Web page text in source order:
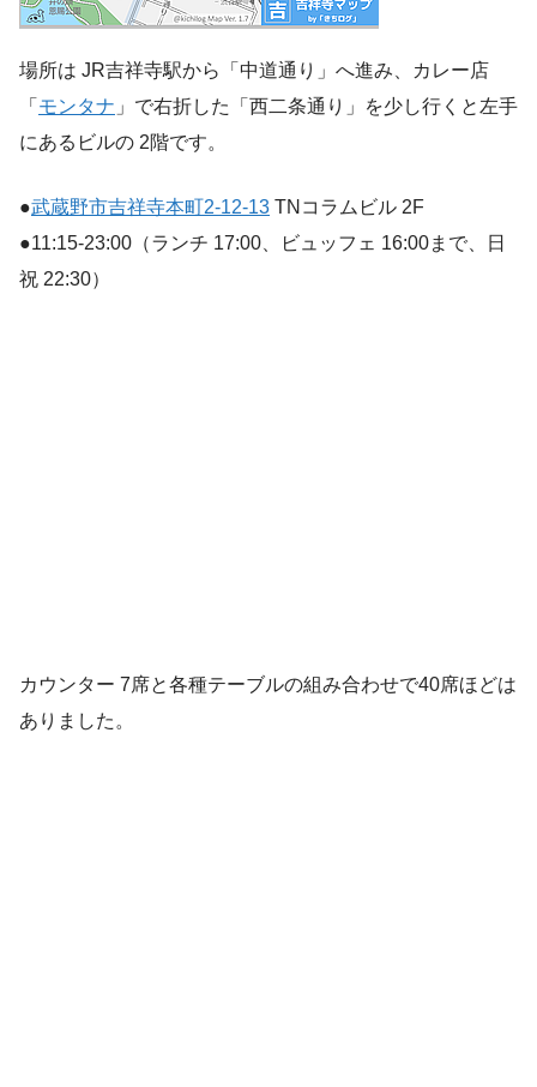
場所は JR吉祥寺駅から「中道通り」へ進み、カレー店
「 モンタナ 」で右折した「西二条通り」を少し行くと左手
にあるビルの 2階です。
●武蔵野市吉祥寺本町2-12-13 TNコラムビル 2F
●11:15-23:00（ランチ 17:00、ビュッフェ 16:00まで、日
祝 22:30）
カウンター 7席と各種テーブルの組み合わせで40席ほどは
ありました。